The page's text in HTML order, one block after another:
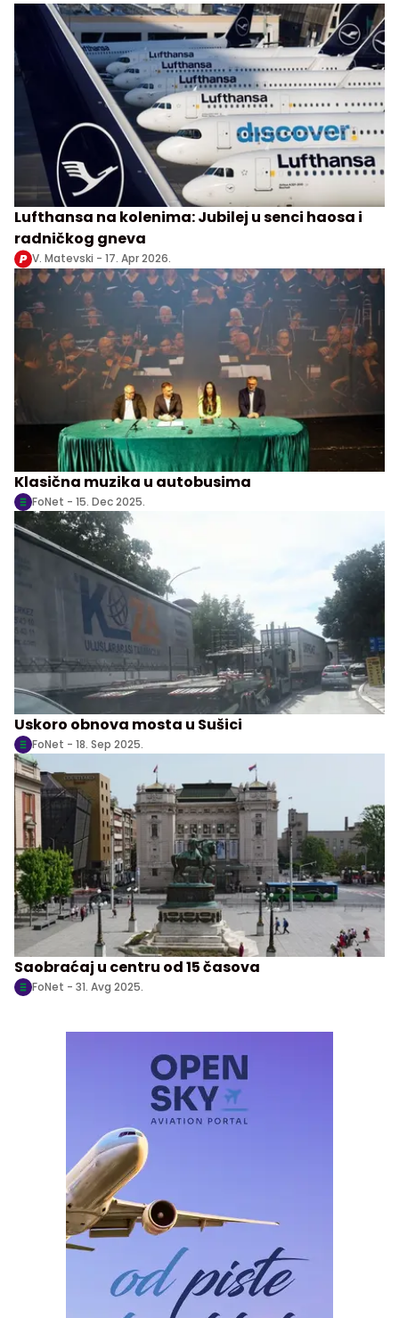
Lufthansa na kolenima: Jubilej u senci haosa i
radničkog gneva
V. Matevski - 17. Apr 2026.
Klasična muzika u autobusima
FoNet - 15. Dec 2025.
Uskoro obnova mosta u Sušici
FoNet - 18. Sep 2025.
Saobraćaj u centru od 15 časova
FoNet - 31. Avg 2025.